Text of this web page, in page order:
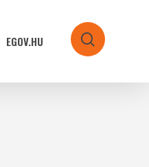
EGOV.HU search